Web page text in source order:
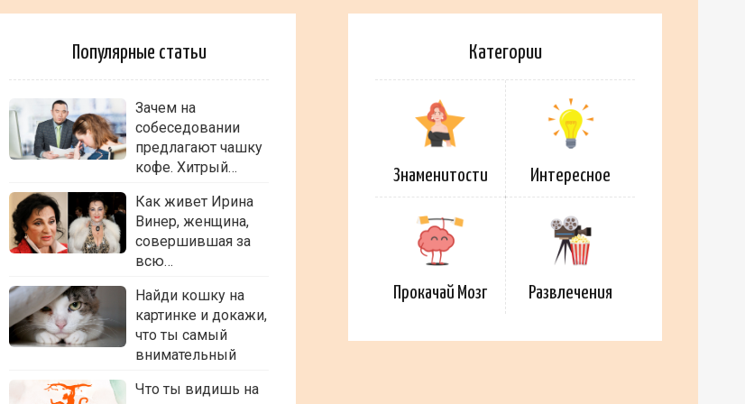
Популярные статьи
Зачем на
собеседовании
предлагают чашку
кофе. Хитрый…
Как живет Ирина
Винер, женщина,
совершившая за
всю…
Найди кошку на
картинке и докажи,
что ты самый
внимательный
Что ты видишь на
Категории
Знаменитости Интересное
Прокачай Мозг Развлечения